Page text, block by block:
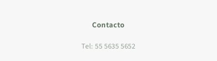
Contacto
Tel: 55 5635 5652